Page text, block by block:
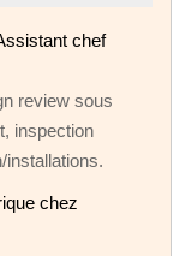
chef
review sous
inspection
installations.
chez